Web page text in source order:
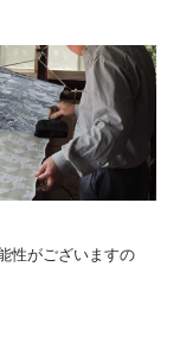
性がございますの